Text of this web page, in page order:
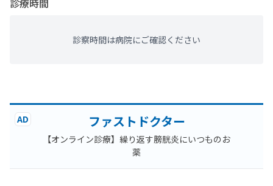
診療時間
診察時間は病院にご確認ください
AD ファストドクター
【オンライン診療】繰り返す膀胱炎にいつものお
薬